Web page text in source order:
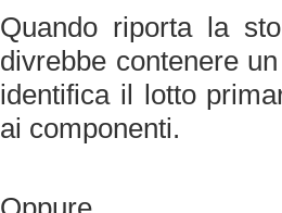
Quando riporta la
divrebbe contenere
identifica il lotto
ai componenti.